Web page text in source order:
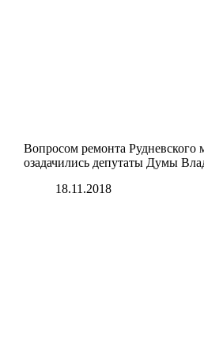
Вопросом ремонта Рудневского
озадачились депутаты Думы
18.11.2018